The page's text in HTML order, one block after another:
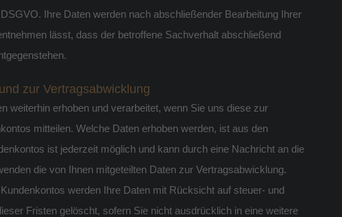
Ihre Daten werden nach abschließender Bearbeitung Ihrer
lässt, dass der betroffene Sachverhalt abschließend
zur Vertragsabwicklung
weiterhin erhoben und verarbeitet, wenn Sie uns diese zur
mitteilen. Welche Daten erhoben werden, ist aus den
ist jederzeit möglich und kann durch eine Nachricht an die
die von Ihnen mitgeteilten Daten zur Vertragsabwicklung.
werden Ihre Daten mit Rücksicht auf steuer- und
Fristen gelöscht, sofern Sie nicht ausdrücklich in eine weitere